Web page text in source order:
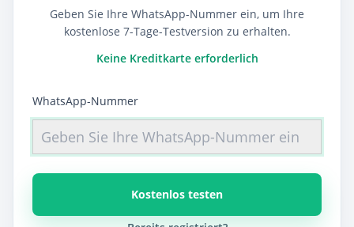
Geben Sie Ihre WhatsApp-Nummer ein, um Ihre
kostenlose 7-Tage-Testversion zu erhalten.
Keine Kreditkarte erforderlich
WhatsApp-Nummer
Kostenlos testen